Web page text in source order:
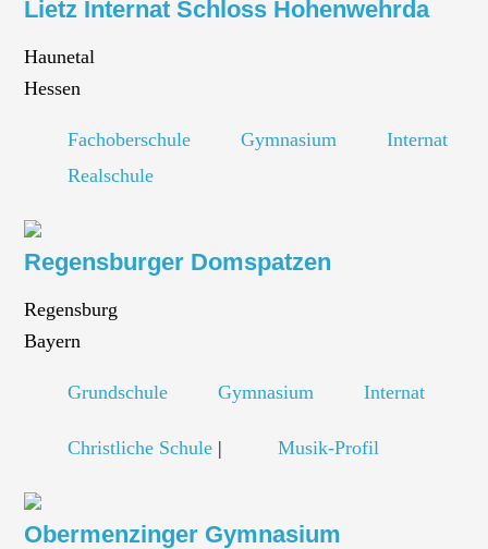
Lietz Internat Schloss Hohenwehrda
Haunetal
Hessen
Fachoberschule Gymnasium
Internat
Realschule
Regensburger Domspatzen
Regensburg
Bayern
Grundschule Gymnasium Internat
Christliche Schule | Musik-Profil
Obermenzinger Gymnasium